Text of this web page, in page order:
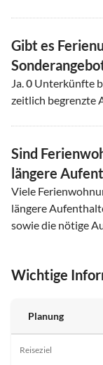
Gibt es
Ja.0 Unterkünfte
zeitlich begrenzte
Sind
längere
Viele
längere
sowie die nötige
Wichtige
Planung
Reiseziel